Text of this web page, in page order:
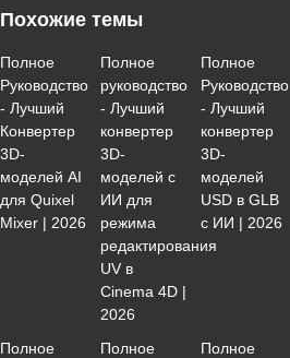
Похожие темы
Полное
Руководство
- Лучший
Конвертер
3D-
моделей AI
для Quixel
Mixer | 2026
Полное
руководство
- Лучший
конвертер
3D-
моделей с
ИИ для
режима
редактирования
UV в
Cinema 4D |
2026
Полное
Руководство
- Лучший
конвертер
3D-
моделей
USD в GLB
с ИИ | 2026
Полное
Полное
Полное